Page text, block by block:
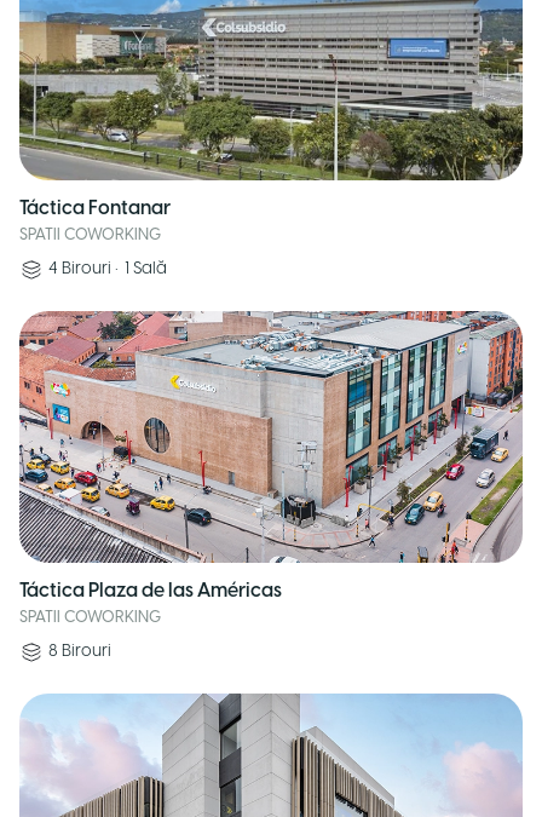
Táctica Fontanar
SPATII COWORKING
4 Birouri • 1 Sală
Táctica Plaza de las Américas
SPATII COWORKING
8 Birouri